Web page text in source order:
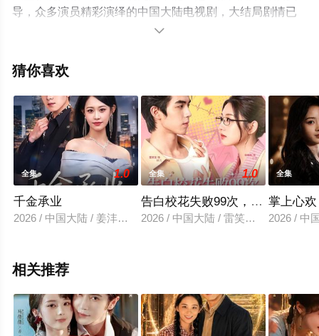
导，众多演员精彩演绎的中国大陆电视剧，大结局剧情已
揭晓（全集完结），手机免费在线观看高清未删减完整版
电视剧、电视猫或剧情网等平台了解。

猜你喜欢
全集 1.0
千金承业
2026 / 中国大陆 / 姜沣＆李宜芯
全集 1.0
告白校花失败99次，我拒绝就变
2026 / 中国大陆 / 雷笑言＆张瀚林
全集
掌上心欢
2026 / 中
相关推荐